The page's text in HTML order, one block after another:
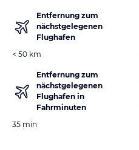
Entfernung zum
nächstgelegenen
Flughafen
< 50 km
Entfernung zum
nächstgelegenen
Flughafen in
Fahrminuten
35 min